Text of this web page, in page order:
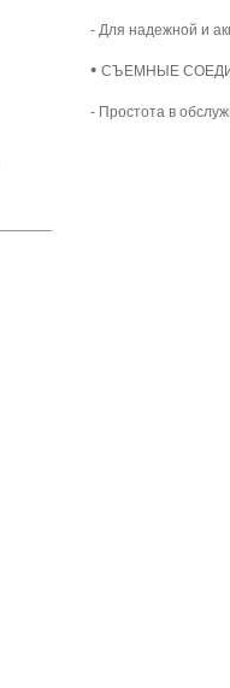
- Для надежной и
• СЪЕМНЫЕ
- Простота в